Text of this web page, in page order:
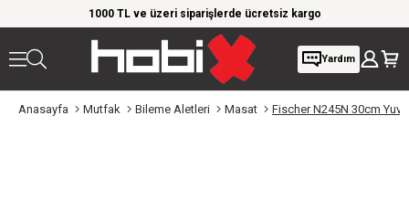
1000 TL ve üzeri siparişlerde ücretsiz kargo
Yardım
Anasayfa Mutfak Bileme Aletleri Masat ​​Fischer N245N 30cm